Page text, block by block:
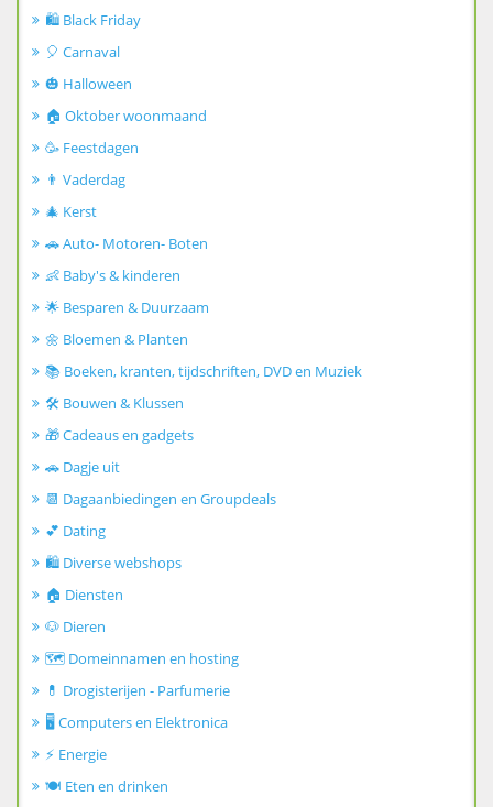
🛍️ Black Friday
🎈 Carnaval
🎃 Halloween
🏠 Oktober woonmaand
🥳 Feestdagen
👨 Vaderdag
🎄 Kerst
🚗 Auto- Motoren- Boten
👶 Baby's & kinderen
🌟 Besparen & Duurzaam
🌼 Bloemen & Planten
📚 Boeken, kranten, tijdschriften, DVD en Muziek
🛠️ Bouwen & Klussen
🎁 Cadeaus en gadgets
🚗 Dagje uit
📆 Dagaanbiedingen en Groupdeals
💕 Dating
🛍️ Diverse webshops
🏠 Diensten
🐶 Dieren
🗺️ Domeinnamen en hosting
💊 Drogisterijen - Parfumerie
🖥️ Computers en Elektronica
⚡ Energie
🍽️ Eten en drinken